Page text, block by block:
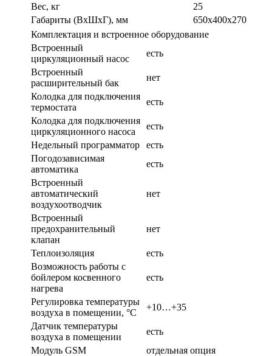
Вес, кг
25
Габариты (ВxШxГ), мм
650х400х270
Комплектация и встроенное оборудование
Встроенный
циркуляционный насос
есть
Встроенный
расширительный бак
нет
Колодка для подключения
термостата
есть
Колодка для подключения
циркуляционного насоса
есть
Недельный программатор
есть
Погодозависимая
автоматика
есть
Встроенный
автоматический
воздухоотводчик
нет
Встроенный
предохранительный
клапан
нет
Теплоизоляция
есть
Возможность работы с
бойлером косвенного
нагрева
есть
Регулировка температуры
воздуха в помещении, °С
+10…+35
Датчик температуры
воздуха в помещении
есть
Модуль GSM
отдельная опция